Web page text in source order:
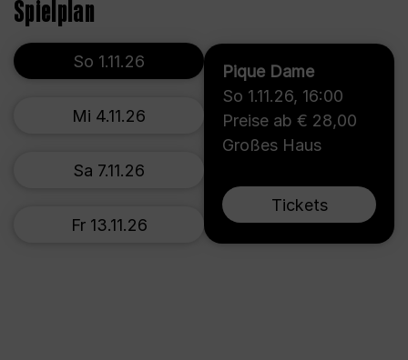
Spielplan
Pique Dame
So 1.11.26, 16:00
Preise ab € 28,00
Großes Haus
Tickets
So 1.11.26
Mi 4.11.26
Sa 7.11.26
Fr 13.11.26